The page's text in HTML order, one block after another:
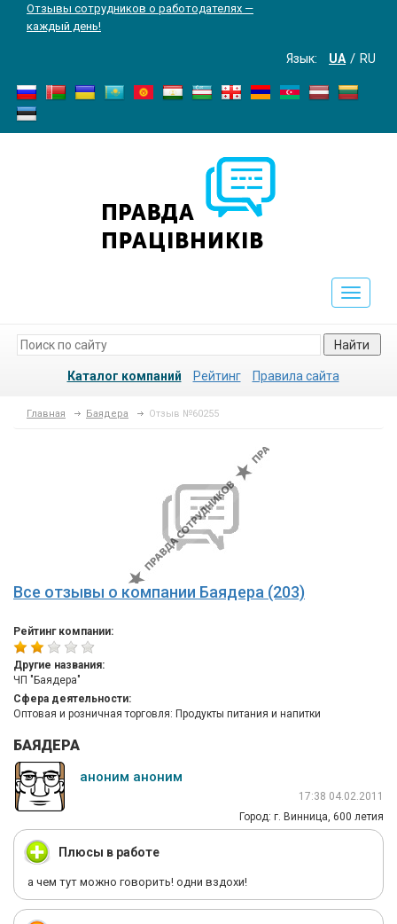
Отзывы сотрудников о работодателях —
каждый день!
Язык: UA RU
Toggle
Найти
Каталог компаний Рейтинг Правила сайта
Главная Баядера Отзыв №60255
Все отзывы о компании Баядера (203)
Рейтинг компании:
Другие названия:
ЧП "Баядера"
Сфера деятельности:
Оптовая и розничная торговля: Продукты питания и напитки
БАЯДЕРА
аноним аноним
17:38 04.02.2011
Город: г. Винница, 600 летия
Плюсы в работе
а чем тут можно говорить! одни вздохи!